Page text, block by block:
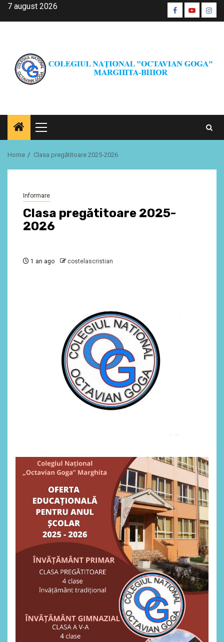
Skip7 august 2026 Facebook
Youtube
CŞE
Primary
Menu
Home Clasa pregătitoare 2025-2026
Informare
Clasa pregătitoare 2025-
2026
1 an ago costelascristian